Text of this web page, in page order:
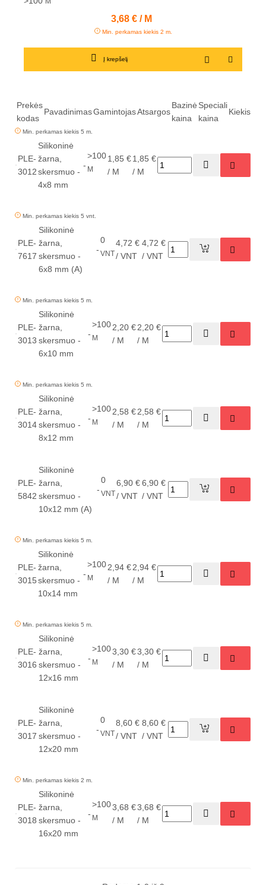
Kaina
3,68 € / M
Min. perkamas kiekis 2 m.
Į krepšelį
Prekės
kodas
PavadinimasGamintojasAtsargos
Bazinė
kaina
Speciali
kaina
Kiekis
Min. perkamas kiekis 5 m.
PLE-
3012
Silikoninė
žarna,
skersmuo -
4x8 mm
-
>100
M
1,85 €
/ M
1,85 €
/ M
Min. perkamas kiekis 5 vnt.
PLE-
7617
Silikoninė
žarna,
skersmuo -
6x8 mm (A)
-
0
VNT
4,72 €
/ VNT
4,72 €
/ VNT
Min. perkamas kiekis 5 m.
PLE-
3013
Silikoninė
žarna,
skersmuo -
6x10 mm
-
>100
M
2,20 €
/ M
2,20 €
/ M
Min. perkamas kiekis 5 m.
PLE-
3014
Silikoninė
žarna,
skersmuo -
8x12 mm
-
>100
M
2,58 €
/ M
2,58 €
/ M
PLE-
5842
Silikoninė
žarna,
skersmuo -
10x12 mm (A)
-
0
VNT
6,90 €
/ VNT
6,90 €
/ VNT
Min. perkamas kiekis 5 m.
PLE-
3015
Silikoninė
žarna,
skersmuo -
10x14 mm
-
>100
M
2,94 €
/ M
2,94 €
/ M
Min. perkamas kiekis 5 m.
PLE-
3016
Silikoninė
žarna,
skersmuo -
12x16 mm
-
>100
M
3,30 €
/ M
3,30 €
/ M
PLE-
3017
Silikoninė
žarna,
skersmuo -
12x20 mm
-
0
VNT
8,60 €
/ VNT
8,60 €
/ VNT
Min. perkamas kiekis 2 m.
PLE-
3018
Silikoninė
žarna,
skersmuo -
16x20 mm
-
>100
M
3,68 €
/ M
3,68 €
/ M